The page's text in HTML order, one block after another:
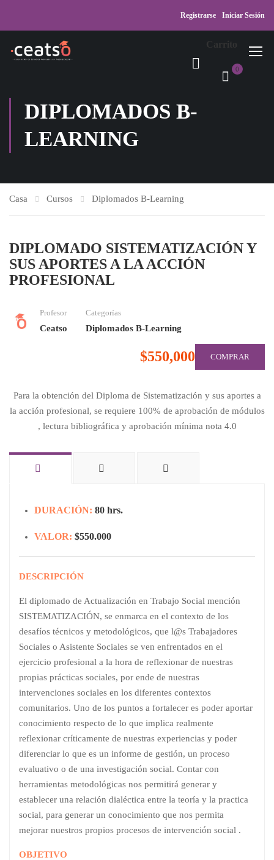
Registrarse Iniciar Sesión
Carrito
0
DIPLOMADOS B-
LEARNING
Casa Cursos Diplomados B-Learning
DIPLOMADO SISTEMATIZACIÓN Y
SUS APORTES A LA ACCIÓN
PROFESIONAL
Profesor
Ceatso
Categorías
Diplomados B-Learning
$550,000 COMPRAR
Para la obtención del Diploma de Sistematización y sus aportes a
la acción profesional, se requiere 100% de aprobación de módulos
, lectura bibliográfica y aprobación mínima nota 4.0
DURACIÓN: 80 hrs.
VALOR: $550.000
DESCRIPCIÓN
El diplomado de Actualización en Trabajo Social mención
SISTEMATIZACIÓN, se enmarca en el contexto de los
desafíos técnicos y metodológicos, que l@s Trabajadores
Sociales o Asistente Sociales se ven enfrentados en el
ejercicio profesional a la hora de reflexionar de nuestras
propias prácticas sociales, por ende de nuestras
intervenciones sociales en los diferentes contextos
comunitarios. Uno de los puntos a fortalecer es poder aportar
conocimiento respecto de lo que implica realmente
reflexionar críticamente de nuestras experiencias y poder
diferenciar lo que es un informe de gestión, un proceso
evaluativo o de una investigación social. Contar con
herramientas metodológicas nos permitirá generar y
establecer una relación dialéctica entre la teoría y la practica
social, para generar un conocimiento que nos permita
mejorar nuestros propios procesos de intervención social .
OBJETIVO